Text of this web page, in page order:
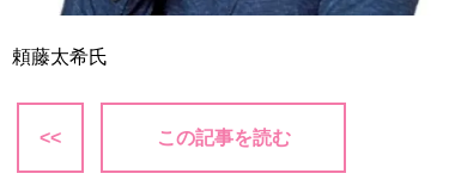
頼藤太希氏
<< この記事を読む